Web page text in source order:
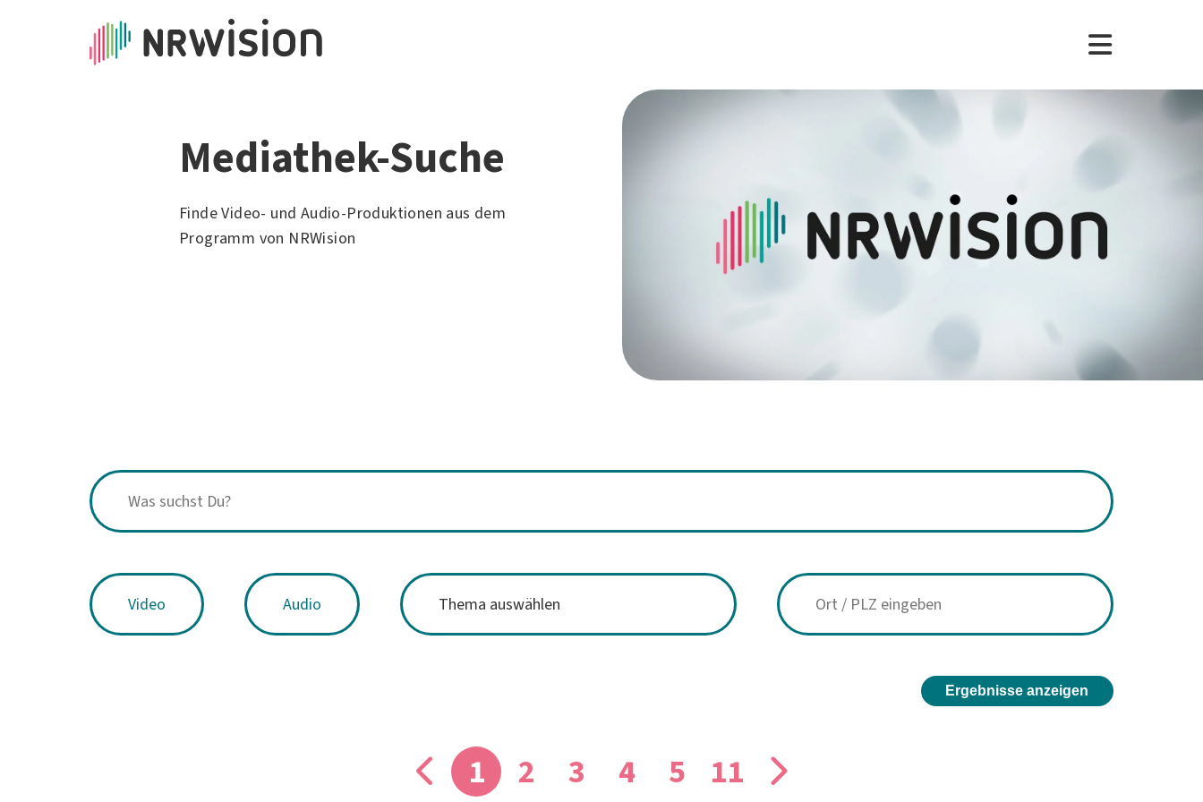
Mediathek-Suche
Finde Video- und Audio-Produktionen aus dem
Programm von NRWision
Video Audio
Ergebnisse anzeigen
1 2 3 4 5 11